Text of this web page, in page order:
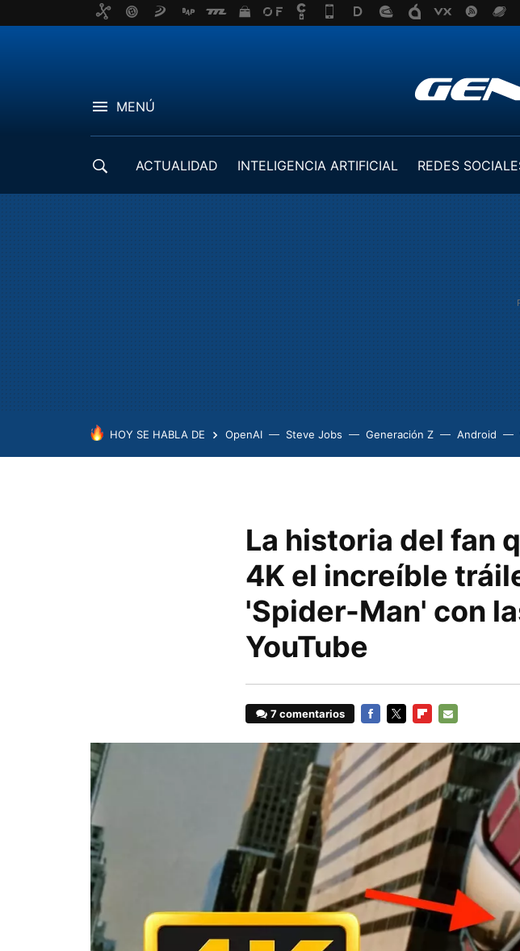
MENÚ
ACTUALIDAD INTELIGENCIA ARTIFICIAL REDES
HOY SE HABLA DE OpenAI Steve Jobs Generación Z Android
La historia del fan
4K el increíble
'Spider-Man' con
YouTube
7 comentarios
MAIL